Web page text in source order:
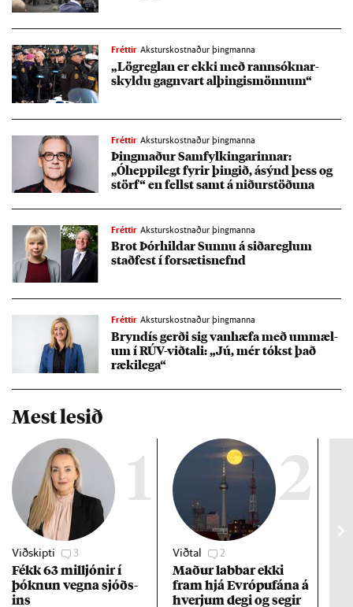
Fréttir Aksturskostnaður þingmanna
„Lög­regl­an er ekki með rann­sókn­ar­
skyldu gagn­vart al­þing­is­mönn­um“
Fréttir Aksturskostnaður þingmanna
Þing­mað­ur Sam­fylk­ing­ar­inn­ar:
„Óheppi­legt fyr­ir þing­ið, ásýnd þess og
störf“ en fellst samt á nið­ur­stöð­una
Fréttir Aksturskostnaður þingmanna
Brot Þór­hild­ar Sunnu á siða­regl­um
stað­fest í for­sæt­is­nefnd
Fréttir Aksturskostnaður þingmanna
Bryn­dís gerði sig van­hæfa með um­mæl­
um í RÚV-við­tali: „Jú, mér tókst það
ræki­lega“
Mest lesið
1
Viðskipti 3
Fékk 63 millj­ón­ir í
þókn­un vegna sjóðs­
ins
2
Viðtal 2
Mað­ur labb­ar ekki
fram hjá Evr­ópuf­ána á
hverj­um degi og seg­ir